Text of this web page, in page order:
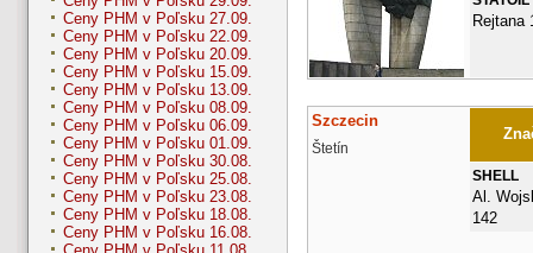
Ceny PHM v Poľsku 27.09.
Ceny PHM v Poľsku 22.09.
Ceny PHM v Poľsku 20.09.
Ceny PHM v Poľsku 15.09.
Ceny PHM v Poľsku 13.09.
Ceny PHM v Poľsku 08.09.
Ceny PHM v Poľsku 06.09.
Ceny PHM v Poľsku 01.09.
Ceny PHM v Poľsku 30.08.
Ceny PHM v Poľsku 25.08.
Ceny PHM v Poľsku 23.08.
Ceny PHM v Poľsku 18.08.
Ceny PHM v Poľsku 16.08.
Rejtana
Szczecin
Štetín
SHELL
Al.
142